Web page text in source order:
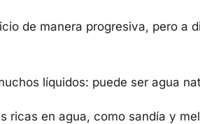
de manera progresiva, pero a
líquidos: puede ser agua
ricas en agua, como sandía y